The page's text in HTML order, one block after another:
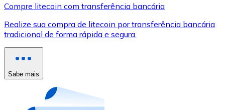
Use cartões Visa e Mastercard para comprar
Comprar com cartão
Compre cartões-presente das suas marcas favoritas
Compre litecoin com transferência bancária
Realize sua compra de litecoin por transferência bancária
tradicional de forma rápida e segura.
Sabe mais